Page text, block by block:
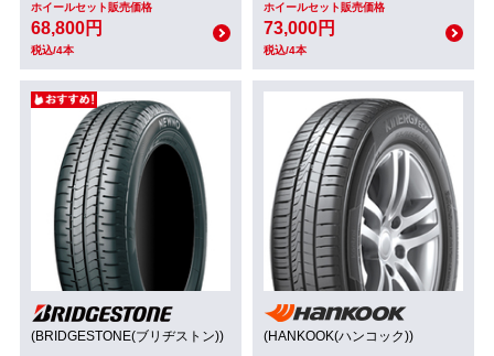
ホイールセット販売価格
68,800円
税込/4本
ホイールセット販売価格
73,000円
税込/4本
(BRIDGESTONE(ブリヂストン)) (HANKOOK(ハンコック))